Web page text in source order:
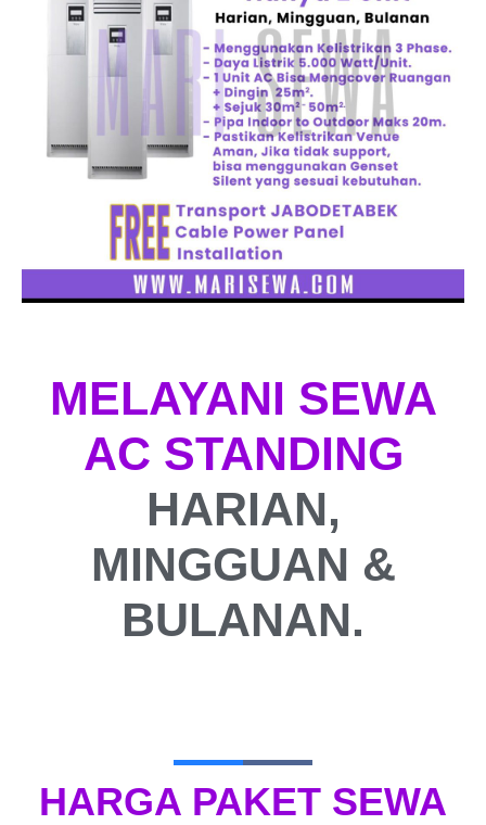
MELAYANI SEWA
AC STANDING
HARIAN,
MINGGUAN &
BULANAN.
HARGA PAKET SEWA